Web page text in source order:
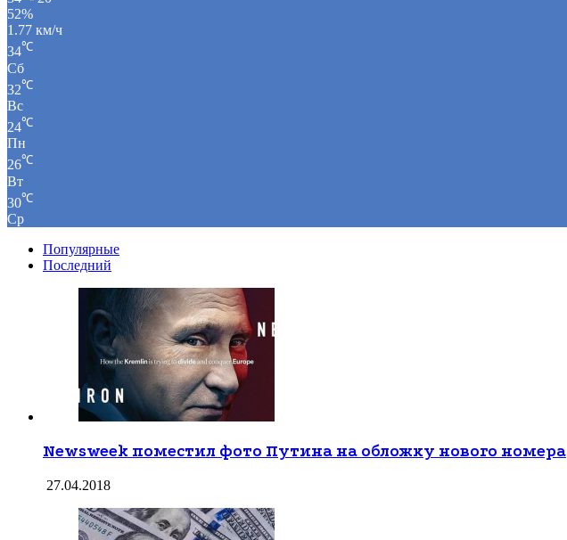
52%
1.77 км/ч
34℃
Сб
32℃
Вс
24℃
Пн
26℃
Вт
30℃
Ср
Популярные
Последний
Newsweek поместил фото Путина на обложку нового номера
27.04.2018